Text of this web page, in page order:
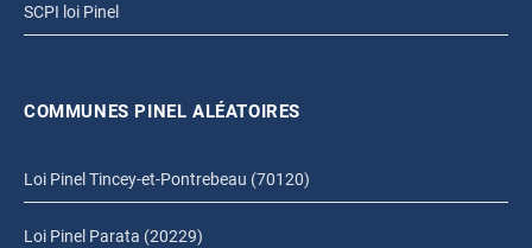
SCPI loi Pinel
COMMUNES PINEL ALÉATOIRES
Loi Pinel Tincey-et-Pontrebeau (70120)
Loi Pinel Parata (20229)